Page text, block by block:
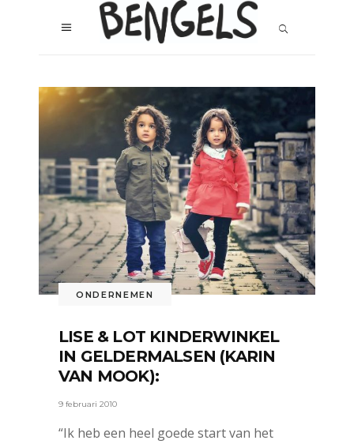
ONDERNEMEN
LISE & LOT KINDERWINKEL
IN GELDERMALSEN (KARIN
VAN MOOK):
9 februari 2010
“Ik heb een heel goede start van het